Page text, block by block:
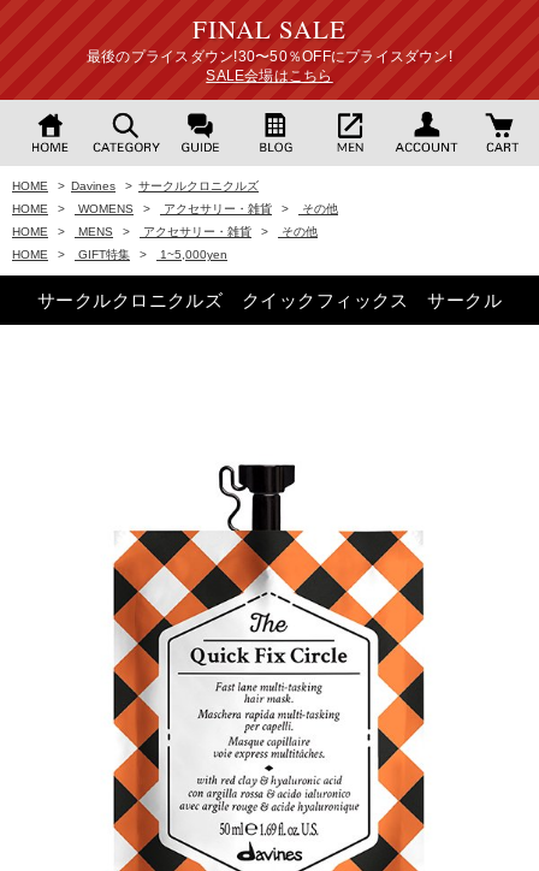
FINAL SALE
最後のプライスダウン!30〜50％OFFにプライスダウン!
SALE会場はこちら
HOME > Davines > サークルクロニクルズ
HOME
> WOMENS > アクセサリー・雑貨 >
その他
HOME
> MENS > アクセサリー・雑貨 >
その他
HOME
> GIFT特集 > 1~5,000yen
サークルクロニクルズ クイックフィックス サークル